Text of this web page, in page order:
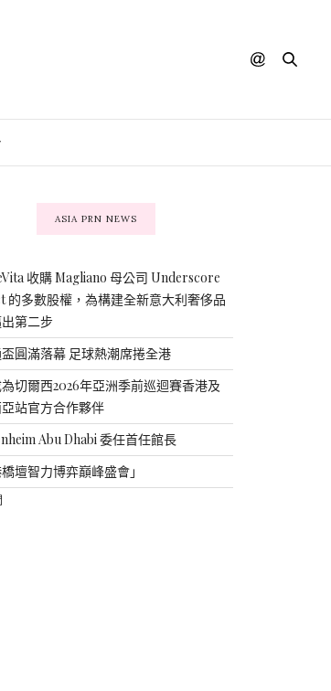
ASIA PRN NEWS
收購 Magliano 母公司 Underscore
的多數股權，為構建全新意大利奢侈品
第二步
圓滿落幕 足球熱潮席捲全港
切爾西2026年亞洲季前巡迴賽香港及
站官方合作夥伴
Abu Dhabi 委任首任館長
橋壇智力博弈巔峰盛會」